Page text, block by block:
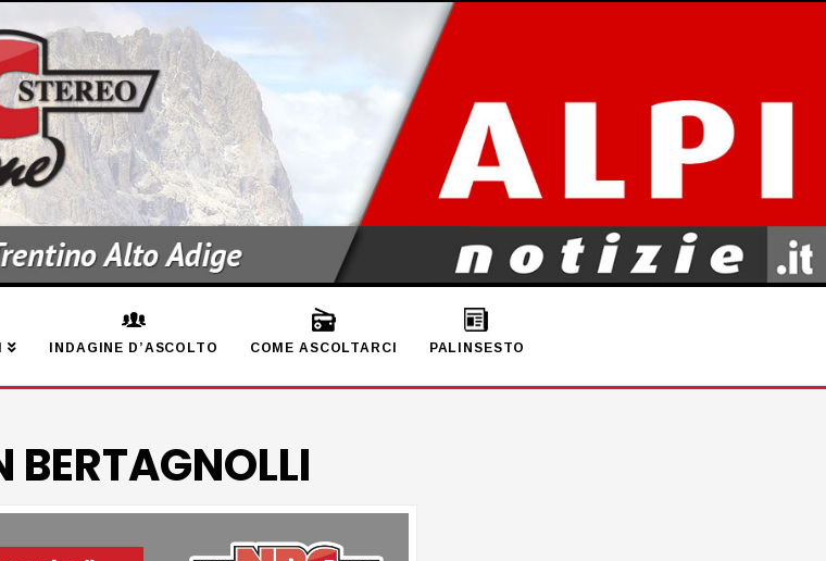
INDAGINE D’ASCOLTO COME ASCOLTARCI PALINSESTO
BERTAGNOLLI